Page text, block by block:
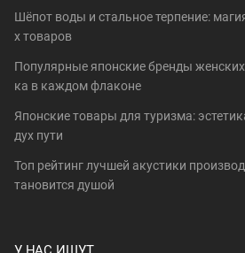
Шёпот воды и стальное терпение:
х товаров
Популярные японские бренды
ка в каждом флаконе
Японские товары для туризма:
дух пути
Топ рейтинг лучшей акустики
тановится душой